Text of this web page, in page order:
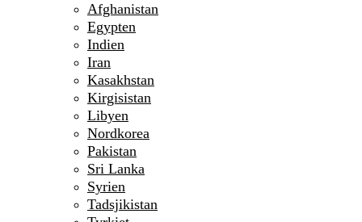
Afghanistan
Egypten
Indien
Iran
Kasakhstan
Kirgisistan
Libyen
Nordkorea
Pakistan
Sri Lanka
Syrien
Tadsjikistan